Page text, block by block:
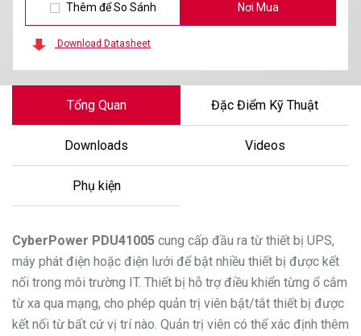
Thêm để So Sánh Nơi Mua
Download Datasheet
Tổng Quan Đặc Điểm Kỹ Thuật
Downloads Videos
Phụ kiện
CyberPower PDU41005 cung cấp đầu ra từ thiết bị UPS,
máy phát điện hoặc điện lưới để bật nhiều thiết bị được kết
nối trong môi trường IT. Thiết bị hỗ trợ điều khiển từng ổ cắm
từ xa qua mạng, cho phép quản trị viên bật/tắt thiết bị được
kết nối từ bất cứ vị trí nào. Quản trị viên có thể xác định thêm